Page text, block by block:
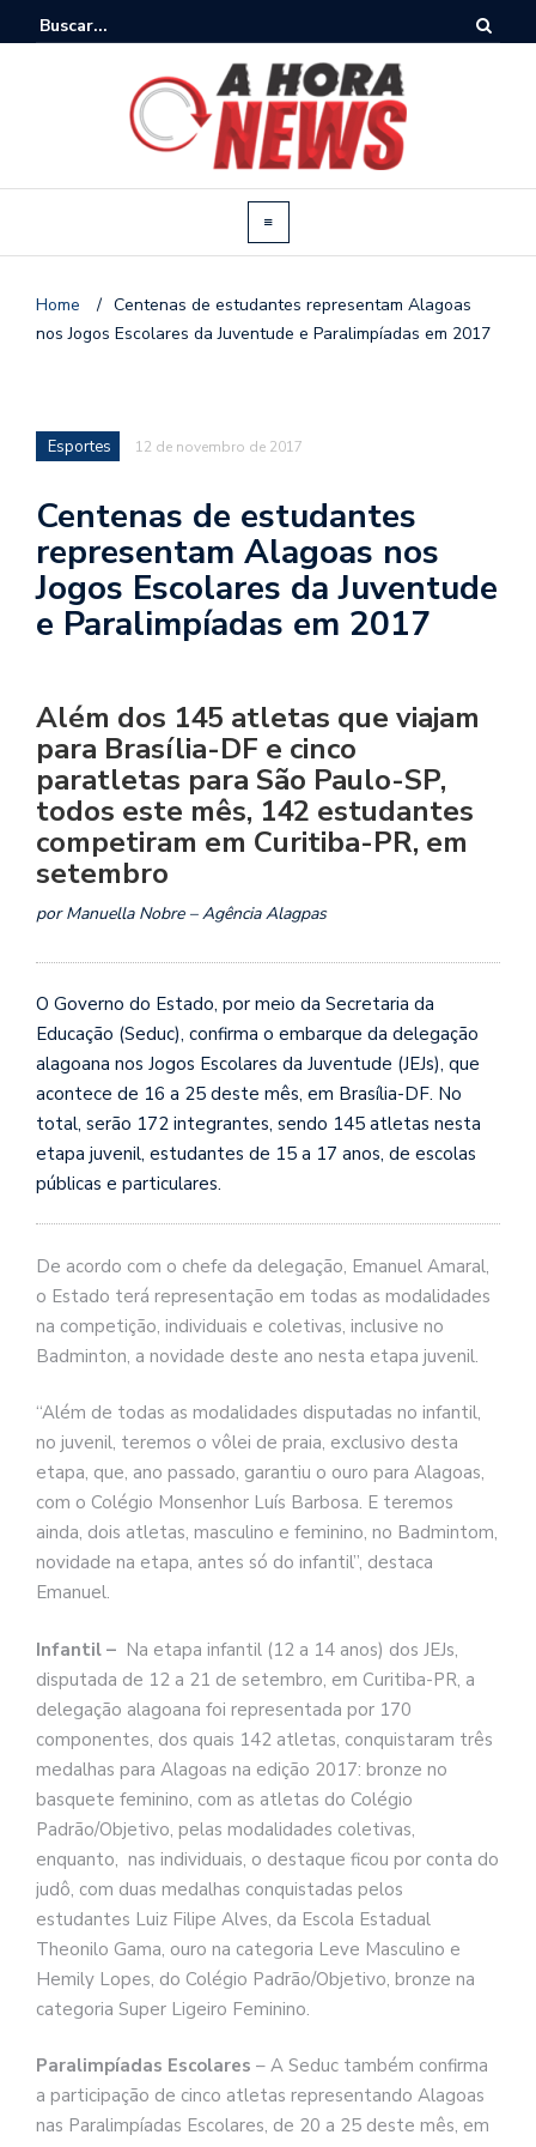
Home / Centenas de estudantes representam Alagoas
nos Jogos Escolares da Juventude e Paralimpíadas em 2017
Esportes 12 de novembro de 2017
Centenas de estudantes
representam Alagoas nos
Jogos Escolares da Juventude
e Paralimpíadas em 2017
Além dos 145 atletas que viajam
para Brasília-DF e cinco
paratletas para São Paulo-SP,
todos este mês, 142 estudantes
competiram em Curitiba-PR, em
setembro
por Manuella Nobre – Agência Alagpas
O Governo do Estado, por meio da Secretaria da
Educação (Seduc), confirma o embarque da delegação
alagoana nos Jogos Escolares da Juventude (JEJs), que
acontece de 16 a 25 deste mês, em Brasília-DF. No
total, serão 172 integrantes, sendo 145 atletas nesta
etapa juvenil, estudantes de 15 a 17 anos, de escolas
públicas e particulares.
De acordo com o chefe da delegação, Emanuel Amaral,
o Estado terá representação em todas as modalidades
na competição, individuais e coletivas, inclusive no
Badminton, a novidade deste ano nesta etapa juvenil.
“Além de todas as modalidades disputadas no infantil,
no juvenil, teremos o vôlei de praia, exclusivo desta
etapa, que, ano passado, garantiu o ouro para Alagoas,
com o Colégio Monsenhor Luís Barbosa. E teremos
ainda, dois atletas, masculino e feminino, no Badmintom,
novidade na etapa, antes só do infantil”, destaca
Emanuel.
Infantil – Na etapa infantil (12 a 14 anos) dos JEJs,
disputada de 12 a 21 de setembro, em Curitiba-PR, a
delegação alagoana foi representada por 170
componentes, dos quais 142 atletas, conquistaram três
medalhas para Alagoas na edição 2017: bronze no
basquete feminino, com as atletas do Colégio
Padrão/Objetivo, pelas modalidades coletivas,
enquanto, nas individuais, o destaque ficou por conta do
judô, com duas medalhas conquistadas pelos
estudantes Luiz Filipe Alves, da Escola Estadual
Theonilo Gama, ouro na categoria Leve Masculino e
Hemily Lopes, do Colégio Padrão/Objetivo, bronze na
categoria Super Ligeiro Feminino.
Paralimpíadas Escolares – A Seduc também confirma
a participação de cinco atletas representando Alagoas
nas Paralimpíadas Escolares, de 20 a 25 deste mês, em